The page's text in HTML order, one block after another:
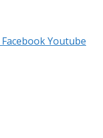
FacebookYoutube